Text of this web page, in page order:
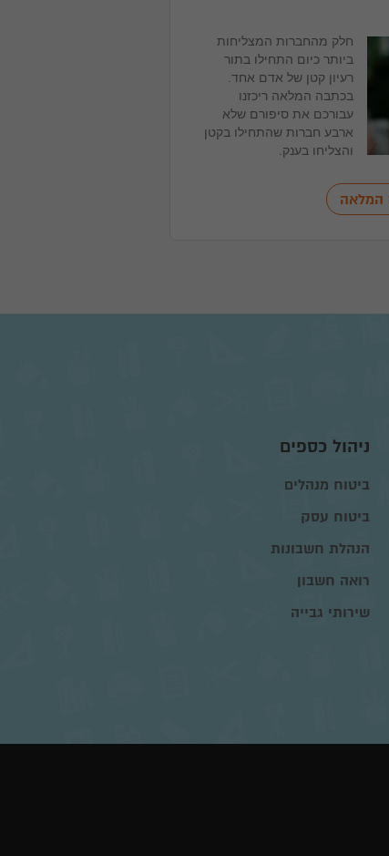
חלק מהחברות המצליחות
ביותר כיום התחילו בתור
רעיון קטן של אדם אחד.
בכתבה המלאה ריכזנו
עבורכם את סיפורם שלא
ארבע חברות שהתחילו בקטן
והצליחו בענק.
המלאה
ניהול כספים
ביטוח מנהלים
ביטוח עסק
הנהלת חשבונות
רואה חשבון
שירותי גבייה